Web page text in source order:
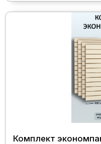
Комплект